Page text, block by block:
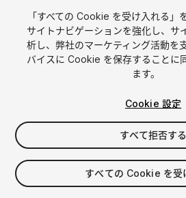
1 /8
$15
シート 1
「すべての Cookie を受け入れる」
サイトナビゲーションを強化し、サ
析し、弊社のマーケティング活動を
バイスに Cookie を保存することに
ます。
Cookie 設定
すべて拒否する
すべての Cookie を受